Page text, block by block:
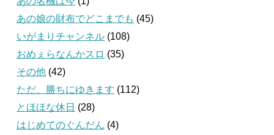
あの娘の財布でどこまでも (45)
いがまりチャンネル (108)
おめぇらなんかスロ (35)
その他 (42)
ただ、勝ちにゆきます (112)
とほほな休日 (28)
はじめてのぐんだん (4)